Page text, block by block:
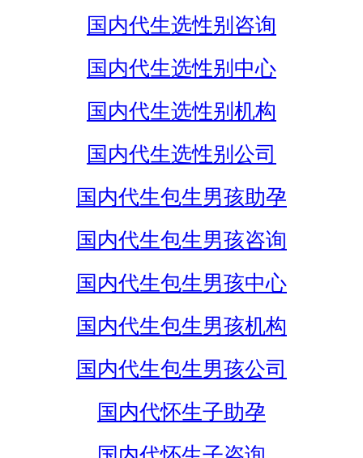
国内代生选性别咨询
国内代生选性别中心
国内代生选性别机构
国内代生选性别公司
国内代生包生男孩助孕
国内代生包生男孩咨询
国内代生包生男孩中心
国内代生包生男孩机构
国内代生包生男孩公司
国内代怀生子助孕